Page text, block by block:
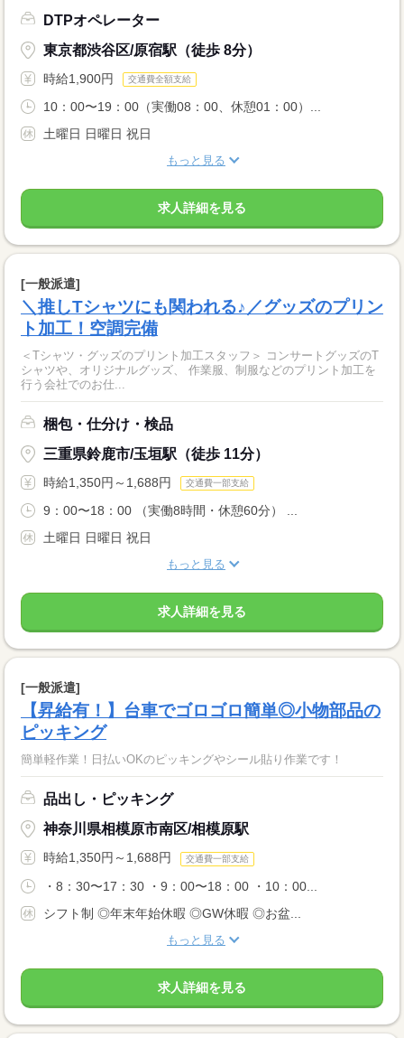
DTPオペレーター
東京都渋谷区/原宿駅（徒歩 8分）
時給1,900円 交通費全額支給
10：00〜19：00（実働08：00、休憩01：00）...
土曜日 日曜日 祝日
もっと見る
求人詳細を見る
[一般派遣]
＼推しTシャツにも関われる♪／グッズのプリン
ト加工！空調完備
＜Tシャツ・グッズのプリント加工スタッフ＞ コンサートグッズのT
シャツや、オリジナルグッズ、 作業服、制服などのプリント加工を
行う会社でのお仕...
梱包・仕分け・検品
三重県鈴鹿市/玉垣駅（徒歩 11分）
時給1,350円～1,688円 交通費一部支給
9：00〜18：00 （実働8時間・休憩60分） ...
土曜日 日曜日 祝日
もっと見る
求人詳細を見る
[一般派遣]
【昇給有！】台車でゴロゴロ簡単◎小物部品の
ピッキング
簡単軽作業！日払いOKのピッキングやシール貼り作業です！
品出し・ピッキング
神奈川県相模原市南区/相模原駅
時給1,350円～1,688円 交通費一部支給
・8：30〜17：30 ・9：00〜18：00 ・10：00...
シフト制 ◎年末年始休暇 ◎GW休暇 ◎お盆...
もっと見る
求人詳細を見る